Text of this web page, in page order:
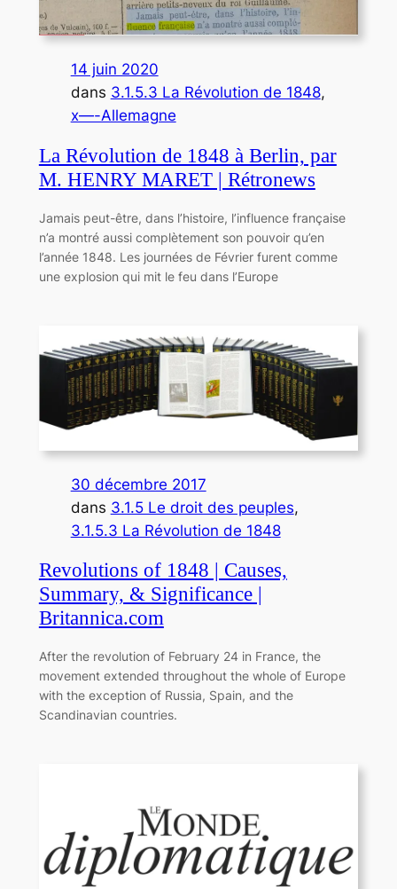
14 juin 2020
dans 3.1.5.3 La Révolution de 1848
x—-Allemagne
La Révolution de 1848 à Berlin, par
M. HENRY MARET | Rétronews
Jamais peut-être, dans l’histoire, l’influence française
n’a montré aussi complètement son pouvoir qu’en
l’année 1848. Les journées de Février furent comme
une explosion qui mit le feu dans l’Europe
30 décembre 2017
dans 3.1.5 Le droit des peuples
3.1.5.3 La Révolution de 1848
Revolutions of 1848 | Causes,
Summary, & Significance |
Britannica.com
After the revolution of February 24 in France, the
movement extended throughout the whole of Europe
with the exception of Russia, Spain, and the
Scandinavian countries.